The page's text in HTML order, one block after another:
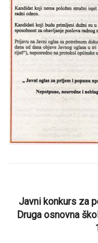
Javni konkurs za
Druga osnovna